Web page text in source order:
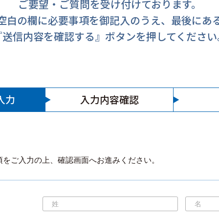
ご要望・ご質問を受け付けております。
白の欄に必要事項を御記入のうえ、最後にあ
信内容を確認する』ボタンを押してください
力 入力内容確認
ご入力の上、確認画面へお進みください。